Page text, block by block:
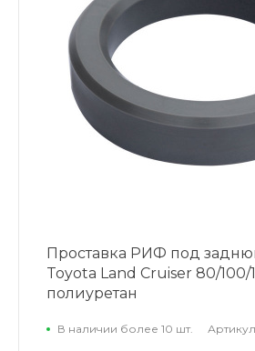
Проставка РИФ под
Toyota Land Cruiser 80/
полиуретан
В наличии более 10 шт. Артикул